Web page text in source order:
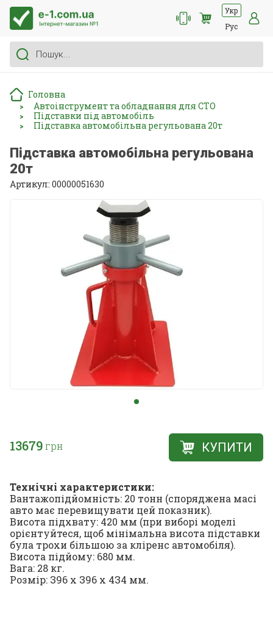
Укр
Рус
Головна
> Автоінструмент та обладнання для СТО
> Підставки під автомобіль
> Підставка автомобільна регульована 20т
Підставка автомобільна регульована
20т
Артикул: 00000051630
13679грн КУПИТИ
Технічні характеристики:
Вантажопідйомність: 20 тонн (споряджена масі
авто має перевищувати цей показник).
Висота підхвату: 420 мм (при виборі моделі
орієнтуйтеся, щоб мінімальна висота підставки
була трохи більшою за кліренс автомобіля).
Висота підйому: 680 мм.
Вага: 28 кг.
Розмір: З96 x З96 x 4З4 мм.